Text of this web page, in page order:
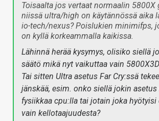
Toisaalta jos vertaat normaalin 5800X
niissä ultra/high on käytännössä aika
io-tech/nexus? Poislukien minimifps,
on kyllä korkeammalla kaikissa.
Lähinnä herää kysymys, olisiko siellä
säätö mikä nyt vaikuttaa vain
Tai sitten Ultra asetus Far Cry:ssä
jänskää, esim. onko siellä jokin
fysiikkaa cpu:lla tai jotain joka hyötyisi
vain kellotaajuudesta?